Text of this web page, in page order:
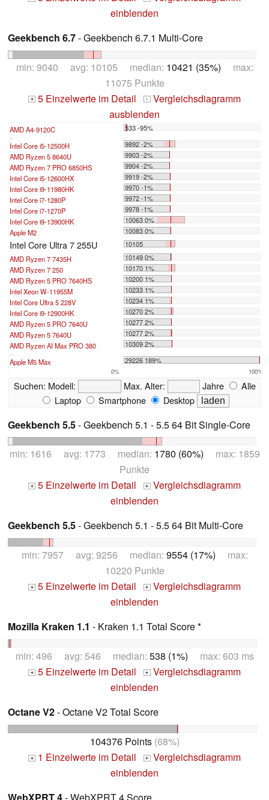
einblenden
Geekbench 6.7- Geekbench 6.7.1 Multi-Core
min: 9040 avg: 10105 median: 10421 (35%) max:
11075 Punkte
+ 5 Einzelwerte im Detail - Vergleichsdiagramm
ausblenden
AMD A4-9120C 533 -95%
Intel Core i5-12500H
9892 -2%
AMD Ryzen 5 8640U
9903 -2%
AMD Ryzen 7 PRO 6850HS
9904 -2%
Intel Core i5-12600HX
9919 -2%
Intel Core i9-11980HK
9970 -1%
Intel Core i7-1280P
9972 -1%
Intel Core i7-1270P
9978 -1%
Intel Core i9-13900HK
10063 0%
Apple M2
10083 0%
Intel Core Ultra 7 255U
10105
AMD Ryzen 7 7435H
10149 0%
AMD Ryzen 7 250
10170 1%
AMD Ryzen 5 PRO 7640HS
10200 1%
Intel Xeon W-11955M
10233 1%
Intel Core Ultra 5 228V
10234 1%
Intel Core i9-12900HK
10270 2%
AMD Ryzen 5 PRO 7640U
10277 2%
AMD Ryzen 5 7640U
10277 2%
AMD Ryzen AI Max PRO 380
10309 2%
Apple M5 Max 29226 189%
0% 100%
Suchen: Modell: Max. Alter: Jahre
Alle
Laptop
Smartphone Desktop
Geekbench 5.5- Geekbench 5.1 - 5.5 64 Bit Single-Core
min: 1616 avg: 1773 median: 1780 (60%) max: 1859
Punkte
+ 5 Einzelwerte im Detail + Vergleichsdiagramm
einblenden
Geekbench 5.5- Geekbench 5.1 - 5.5 64 Bit Multi-Core
min: 7957 avg: 9256 median: 9554 (17%) max:
10220 Punkte
+ 5 Einzelwerte im Detail + Vergleichsdiagramm
einblenden
Mozilla Kraken 1.1 - Kraken 1.1 Total Score *
min: 496 avg: 546 median: 538 (1%) max: 603 ms
+ 5 Einzelwerte im Detail + Vergleichsdiagramm
einblenden
Octane V2- Octane V2 Total Score
104376 Points(68%)
+ 1 Einzelwerte im Detail + Vergleichsdiagramm
einblenden
WebXPRT 4- WebXPRT 4 Score